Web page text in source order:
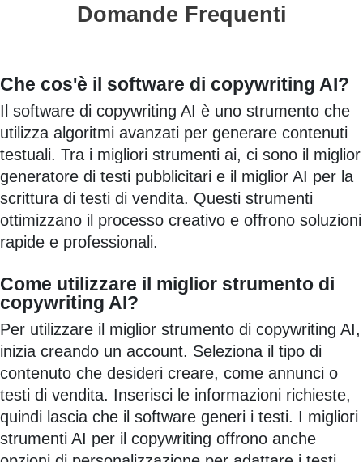
Domande Frequenti
Che cos'è il software di copywriting AI?
Il software di copywriting AI è uno strumento che
utilizza algoritmi avanzati per generare contenuti
testuali. Tra i migliori strumenti ai, ci sono il miglior
generatore di testi pubblicitari e il miglior AI per la
scrittura di testi di vendita. Questi strumenti
ottimizzano il processo creativo e offrono soluzioni
rapide e professionali.
Come utilizzare il miglior strumento di
copywriting AI?
Per utilizzare il miglior strumento di copywriting AI,
inizia creando un account. Seleziona il tipo di
contenuto che desideri creare, come annunci o
testi di vendita. Inserisci le informazioni richieste,
quindi lascia che il software generi i testi. I migliori
strumenti AI per il copywriting offrono anche